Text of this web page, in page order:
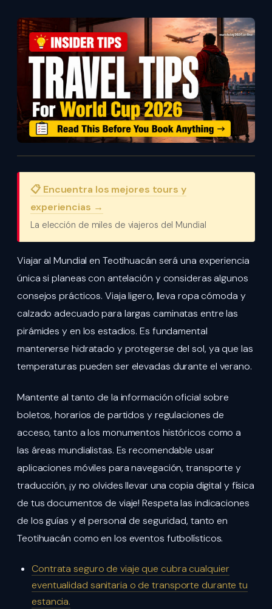
📋 Encuentra los mejores tours y
experiencias →
La elección de miles de viajeros del Mundial
Viajar al Mundial en Teotihuacán será una experiencia
única si planeas con antelación y consideras algunos
consejos prácticos. Viaja ligero, lleva ropa cómoda y
calzado adecuado para largas caminatas entre las
pirámides y en los estadios. Es fundamental
mantenerse hidratado y protegerse del sol, ya que las
temperaturas pueden ser elevadas durante el verano.
Mantente al tanto de la información oficial sobre
boletos, horarios de partidos y regulaciones de
acceso, tanto a los monumentos históricos como a
las áreas mundialistas. Es recomendable usar
aplicaciones móviles para navegación, transporte y
traducción, ¡y no olvides llevar una copia digital y física
de tus documentos de viaje! Respeta las indicaciones
de los guías y el personal de seguridad, tanto en
Teotihuacán como en los eventos futbolísticos.
Contrata seguro de viaje que cubra cualquier
eventualidad sanitaria o de transporte durante tu
estancia.